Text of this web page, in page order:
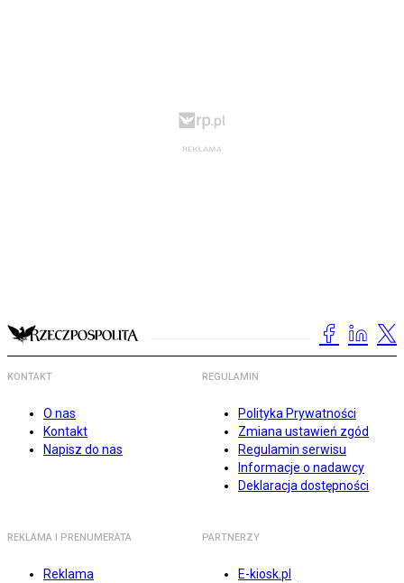
KONTAKT
O nas
Kontakt
Napisz do nas
REGULAMIN
Polityka Prywatności
Zmiana ustawień zgód
Regulamin serwisu
Informacje o nadawcy
Deklaracja dostępności
REKLAMA I PRENUMERATA
Reklama
PARTNERZY
E-kiosk.pl